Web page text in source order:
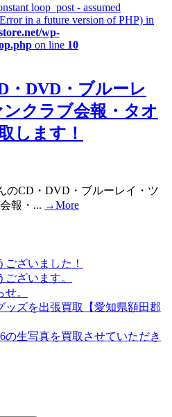
loop_post - assumed
in a future version of PHP) in
wp-
on line 10
・DVD・ブルーレ
クラブ会報・タオ
します！
のCD・DVD・ブルーレイ・ツ
報・... →More
ございました！
ざいます。
。
ッズを出張買取【愛知県額田郡
の生写真を買取させていただき